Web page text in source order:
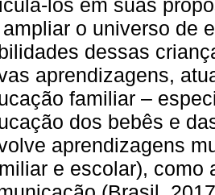
los em suas
o universo de
dessas
aprendizagens,
familiar –
dos bebês e
aprendizagens
e escolar), como